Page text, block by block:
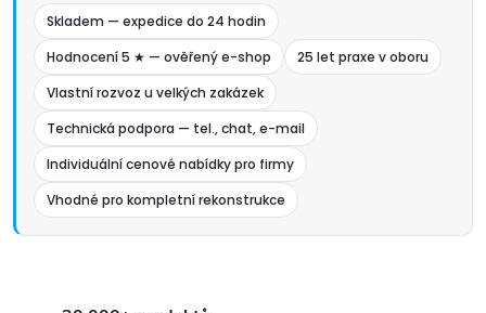
Skladem — expedice do 24 hodin
Hodnocení 5 ★ — ověřený e-shop
25 let praxe v oboru
Vlastní rozvoz u velkých zakázek
Technická podpora — tel., chat, e-mail
Individuální cenové nabídky pro firmy
Vhodné pro kompletní rekonstrukce